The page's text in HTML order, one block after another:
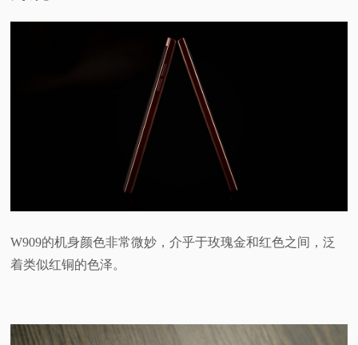
W909的机身颜色非常微妙，介乎于玫瑰金和红色之间，泛
着类似红铜的色泽。